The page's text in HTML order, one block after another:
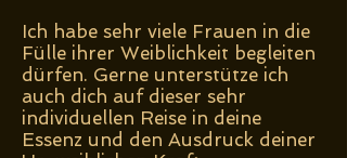
Ich habe sehr viele Frauen in die
Fülle ihrer Weiblichkeit begleiten
dürfen. Gerne unterstütze ich
auch dich auf dieser sehr
individuellen Reise in deine
Essenz und den Ausdruck deiner